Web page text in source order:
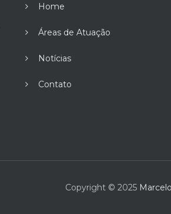
Home
Áreas de Atuação
Notícias
Contato
Copyright © 2025